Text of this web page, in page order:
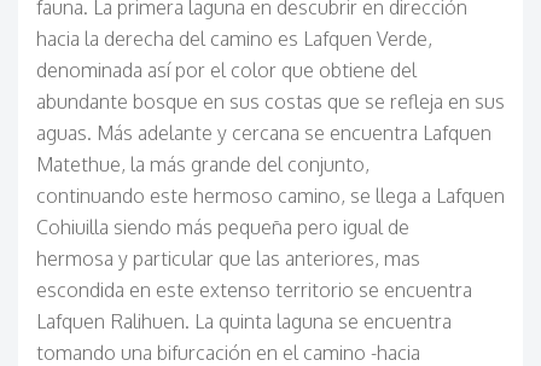
fauna. La primera laguna en descubrir en dirección
hacia la derecha del camino es Lafquen Verde,
denominada así por el color que obtiene del
abundante bosque en sus costas que se refleja en sus
aguas. Más adelante y cercana se encuentra Lafquen
Matethue, la más grande del conjunto,
continuando este hermoso camino, se llega a Lafquen
Cohiuilla siendo más pequeña pero igual de
hermosa y particular que las anteriores, mas
escondida en este extenso territorio se encuentra
Lafquen Ralihuen. La quinta laguna se encuentra
tomando una bifurcación en el camino -hacia